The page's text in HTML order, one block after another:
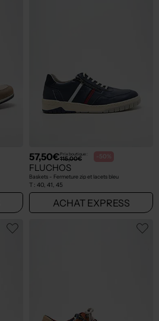
57,50€Prix boutique :
115,00€ -50%
FLUCHOS
Baskets - Fermeture zip et lacets bleu
T : 40, 41, 45
ACHAT EXPRESS